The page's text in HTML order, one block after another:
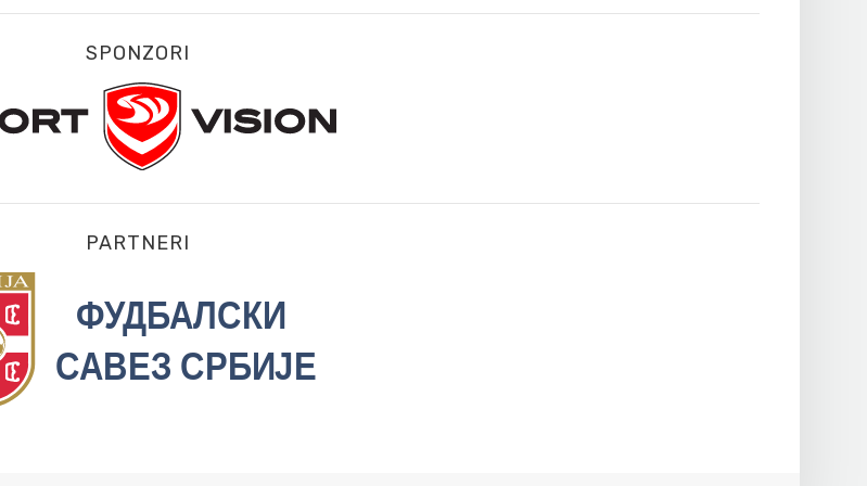
SPONZORI
PARTNERI